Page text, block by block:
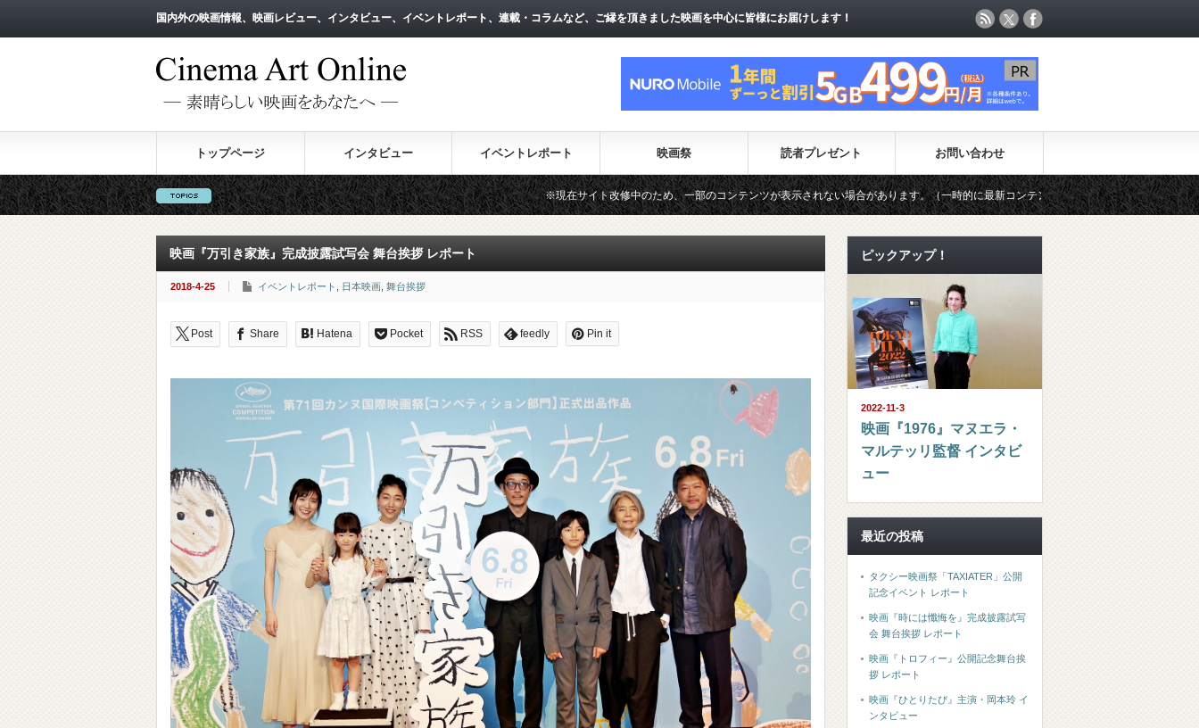
国内外の映画情報、映画レビュー、インタビュー、イベントレポート、連載・コラムなど、ご縁を頂きました映画を中心に皆様にお届けします！
国内外の映画情報、映画レビュー、インタビュー、イベントレポート、連載・コラムなど、ご縁を頂きました映画を中心に皆様にお届けします！
トップページ インタビュー イベントレポート 映画祭 読者プレゼント お問い合わせ
※現在サイト改修中のため、一部のコンテンツが表示されない場合があります。（一時的に最新コンテンツのページ更新が制限されています） 第49回日
映画『万引き家族』完成披露試写会 舞台挨拶 レポート
2018-4-25 イベントレポート 日本映画 舞台挨拶
Post Share Hatena Pocket RSS feedly Pin it
ピックアップ！
2022-11-3
映画『1976』マヌエラ・
マルテッリ監督 インタビ
ュー
最近の投稿
タクシー映画祭「TAXIATER」公開
記念イベント レポート
映画『時には懺悔を』完成披露試写
会 舞台挨拶 レポート
映画『トロフィー』公開記念舞台挨
拶 レポート
映画『ひとりたび』主演・岡本玲 イ
ンタビュー